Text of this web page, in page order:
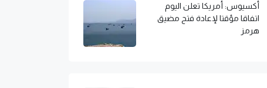
أكسيوس: أمريكا تعلن اليوم
اتفاقا مؤقتا لإعادة فتح مضيق
هرمز